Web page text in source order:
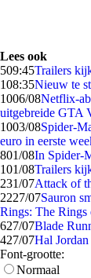
Lees ook
509:45Trailers
108:35Nieuw te
1006/08Netflix-
uitgebreide GTA
1003/08Spider-
euro in eerste
801/08In Spider-
101/08Trailers
231/07Attack of
2227/07Sauron
Rings: The Rings
627/07Blade
427/07Hal
Font-grootte:
Normaal